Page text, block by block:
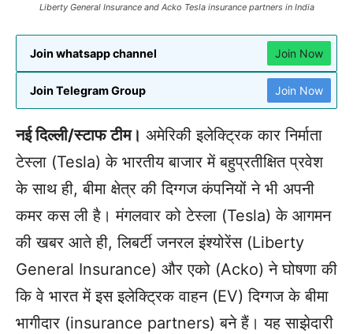
Liberty General Insurance and Acko Tesla insurance partners in India
Join whatsapp channel Join Now
Join Telegram Group Join Now
नई दिल्ली/स्टाफ टीम। अमेरिकी इलेक्ट्रिक कार निर्माता
टेस्ला (Tesla) के भारतीय बाजार में बहुप्रतीक्षित प्रवेश
के साथ ही, बीमा क्षेत्र की दिग्गज कंपनियों ने भी अपनी
कमर कस ली है। मंगलवार को टेस्ला (Tesla) के आगमन
की खबर आते ही, लिबर्टी जनरल इंश्योरेंस (Liberty
General Insurance) और एको (Acko) ने घोषणा की
कि वे भारत में इस इलेक्ट्रिक वाहन (EV) दिग्गज के बीमा
भागीदार (insurance partners) बने हैं। यह साझेदारी